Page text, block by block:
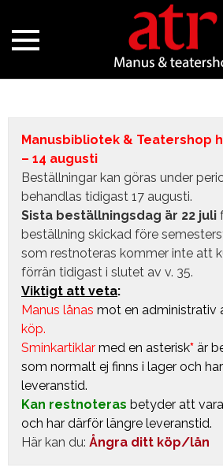
Manusbibliotek & Teatershop
– 14 augusti
Beställningar kan göras under
behandlas tidigast 17 augusti.
Sista beställningsdag är 22 juli
beställning skickad före
som restnoteras kommer inte att
förrän tidigast i slutet av v. 35.
Viktigt att veta:
Manus lånas mot en administrativ
köp.
Sminkartiklar med en asterisk* är
som normalt ej finns i lager och
leveranstid.
Kan restnoteras betyder att
och har därför längre leveranstid.
Här kan du: Ångra ditt köp/lån